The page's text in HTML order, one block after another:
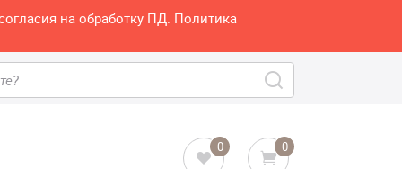
на обработку ПД. Политика
0 0